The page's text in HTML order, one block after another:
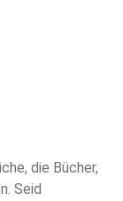
die Bücher,
Seid